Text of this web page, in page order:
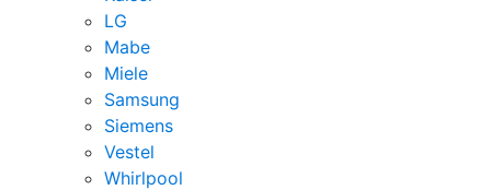
LG
Mabe
Miele
Samsung
Siemens
Vestel
Whirlpool